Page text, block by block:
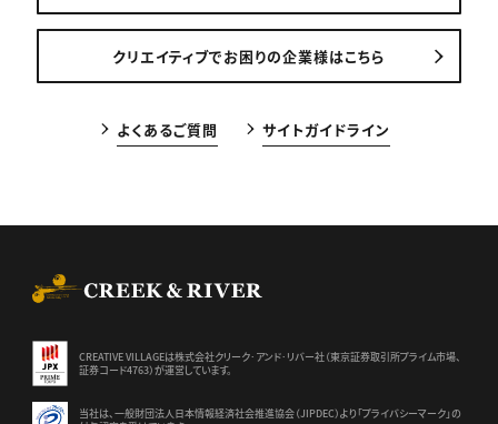
クリエイティブでお困りの企業様はこちら
よくあるご質問 サイトガイドライン
CREATIVE VILLAGEは株式会社クリーク･アンド･リバー社（東京証券取引所プライム市場、
証券コード4763）が運営しています。
当社は、一般財団法人日本情報経済社会推進協会（JIPDEC）より 「プライバシーマーク」の